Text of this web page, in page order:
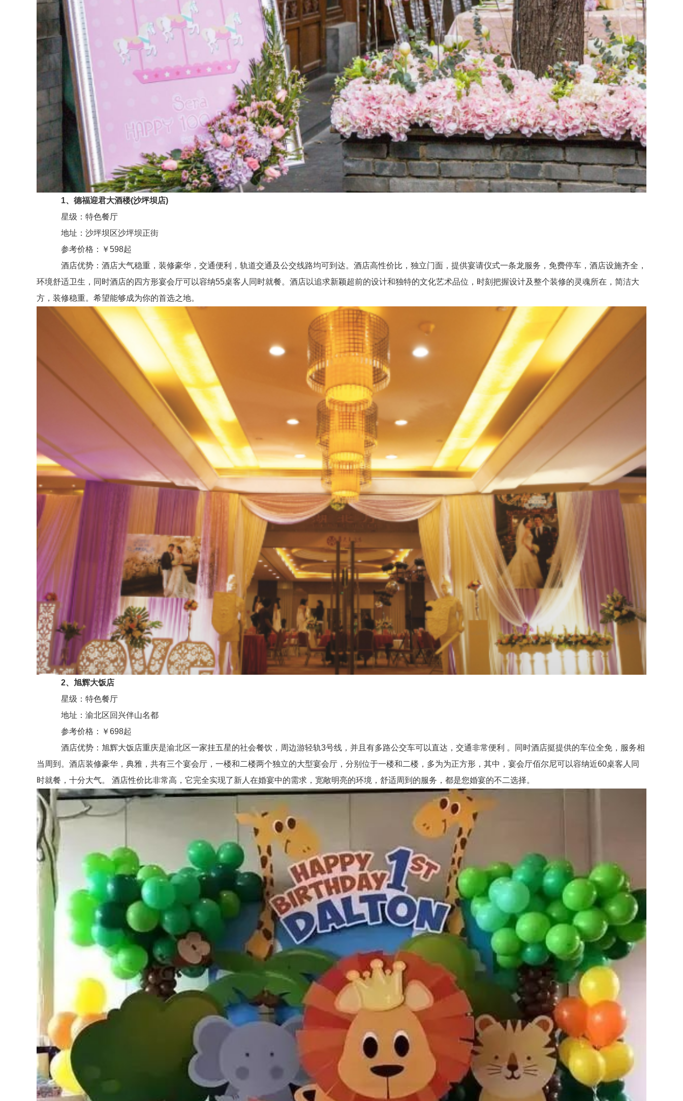
1、德福迎君大酒楼(沙坪坝店)
星级：特色餐厅
地址：沙坪坝区沙坪坝正街
参考价格：￥598起
酒店优势：酒店大气稳重，装修豪华，交通便利，轨道交通及公交线路均可到达。酒店高性价比，独立门面，提供宴请仪式一条龙服务，免费停车，酒店设施齐全，
环境舒适卫生，同时酒店的四方形宴会厅可以容纳55桌客人同时就餐。酒店以追求新颖超前的设计和独特的文化艺术品位，时刻把握设计及整个装修的灵魂所在，简洁大
方，装修稳重。希望能够成为你的首选之地。
2、旭辉大饭店
星级：特色餐厅
地址：渝北区回兴伴山名都
参考价格：￥698起
酒店优势：旭辉大饭店重庆是渝北区一家挂五星的社会餐饮，周边游轻轨3号线，并且有多路公交车可以直达，交通非常便利 。同时酒店挺提供的车位全免，服务相
当周到。酒店装修豪华，典雅，共有三个宴会厅，一楼和二楼两个独立的大型宴会厅，分别位于一楼和二楼，多为为正方形，其中，宴会厅佰尔尼可以容纳近60桌客人同
时就餐，十分大气。 酒店性价比非常高，它完全实现了新人在婚宴中的需求，宽敞明亮的环境，舒适周到的服务，都是您婚宴的不二选择。